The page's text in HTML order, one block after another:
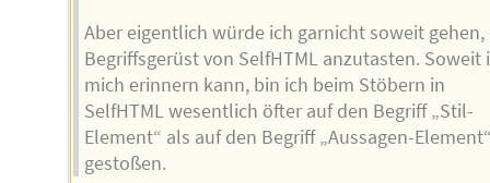
Aber eigentlich würde ich garnicht soweit gehen,
Begriffsgerüst von SelfHTML anzutasten. Soweit
mich erinnern kann, bin ich beim Stöbern in
SelfHTML wesentlich öfter auf den Begriff „Stil-
Element“ als auf den Begriff „Aussagen-
gestoßen.